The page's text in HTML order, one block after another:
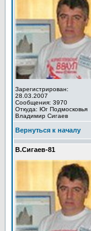
Зарегистрирован:
28.03.2007
Сообщения: 3970
Откуда: Юг Подмосковья
Владимир Сигаев
Вернуться к началу
В.Сигаев-81